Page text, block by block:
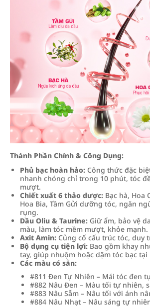
Thành Phần Chính & Công Dụng:
Phủ bạc hoàn hảo: Công thức đặc
nhanh chóng chỉ trong 10 phút, tóc
mượt.
Chiết xuất 6 thảo dược: Bạc hà, Hoa
Hoa Bia, Tầm Gửi dưỡng tóc, ngăn
rụng.
Dầu Oliu & Taurine: Giữ ẩm, bảo vệ
màu, làm tóc mềm mượt, khỏe mạnh.
Axit Amin: Củng cố cấu trúc tóc, duy
Bộ dụng cụ tiện lợi: Bao gồm khay
tay, giúp nhuộm hoặc dặm tóc bạc tại
Các màu có sẵn:
#811 Đen Tự Nhiên – Mái tóc đen
#882 Nâu Đen – Màu tối tự nhiên,
#883 Nâu Sẫm – Nâu tối với ánh
#884 Nâu Nhạt – Nâu sáng tự